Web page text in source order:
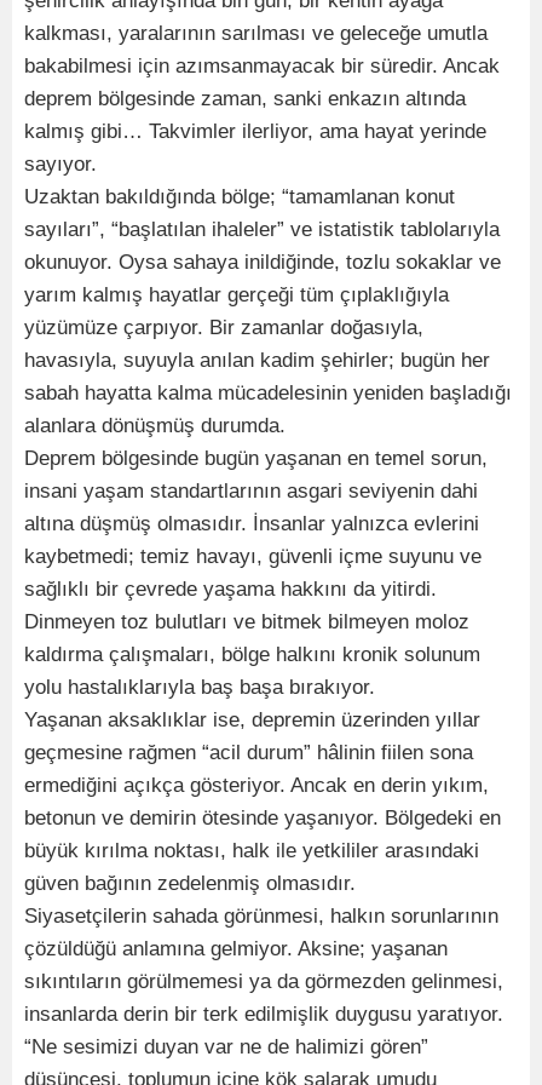
kalkması, yaralarının sarılması ve geleceğe umutla
bakabilmesi için azımsanmayacak bir süredir. Ancak
deprem bölgesinde zaman, sanki enkazın altında
kalmış gibi… Takvimler ilerliyor, ama hayat yerinde
sayıyor.
Uzaktan bakıldığında bölge; “tamamlanan konut
sayıları”, “başlatılan ihaleler” ve istatistik tablolarıyla
okunuyor. Oysa sahaya inildiğinde, tozlu sokaklar ve
yarım kalmış hayatlar gerçeği tüm çıplaklığıyla
yüzümüze çarpıyor. Bir zamanlar doğasıyla,
havasıyla, suyuyla anılan kadim şehirler; bugün her
sabah hayatta kalma mücadelesinin yeniden başladığı
alanlara dönüşmüş durumda.
Deprem bölgesinde bugün yaşanan en temel sorun,
insani yaşam standartlarının asgari seviyenin dahi
altına düşmüş olmasıdır. İnsanlar yalnızca evlerini
kaybetmedi; temiz havayı, güvenli içme suyunu ve
sağlıklı bir çevrede yaşama hakkını da yitirdi.
Dinmeyen toz bulutları ve bitmek bilmeyen moloz
kaldırma çalışmaları, bölge halkını kronik solunum
yolu hastalıklarıyla baş başa bırakıyor.
Yaşanan aksaklıklar ise, depremin üzerinden yıllar
geçmesine rağmen “acil durum” hâlinin fiilen sona
ermediğini açıkça gösteriyor. Ancak en derin yıkım,
betonun ve demirin ötesinde yaşanıyor. Bölgedeki en
büyük kırılma noktası, halk ile yetkililer arasındaki
güven bağının zedelenmiş olmasıdır.
Siyasetçilerin sahada görünmesi, halkın sorunlarının
çözüldüğü anlamına gelmiyor. Aksine; yaşanan
sıkıntıların görülmemesi ya da görmezden gelinmesi,
insanlarda derin bir terk edilmişlik duygusu yaratıyor.
“Ne sesimizi duyan var ne de halimizi gören”
düşüncesi, toplumun içine kök salarak umudu